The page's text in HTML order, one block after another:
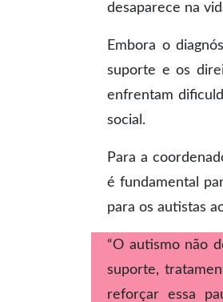
desaparece na
Embora o
suporte e os
enfrentam
social.
Para a
é fundamental
para os autistas
“O autismo não
suporte,
reforçar essa